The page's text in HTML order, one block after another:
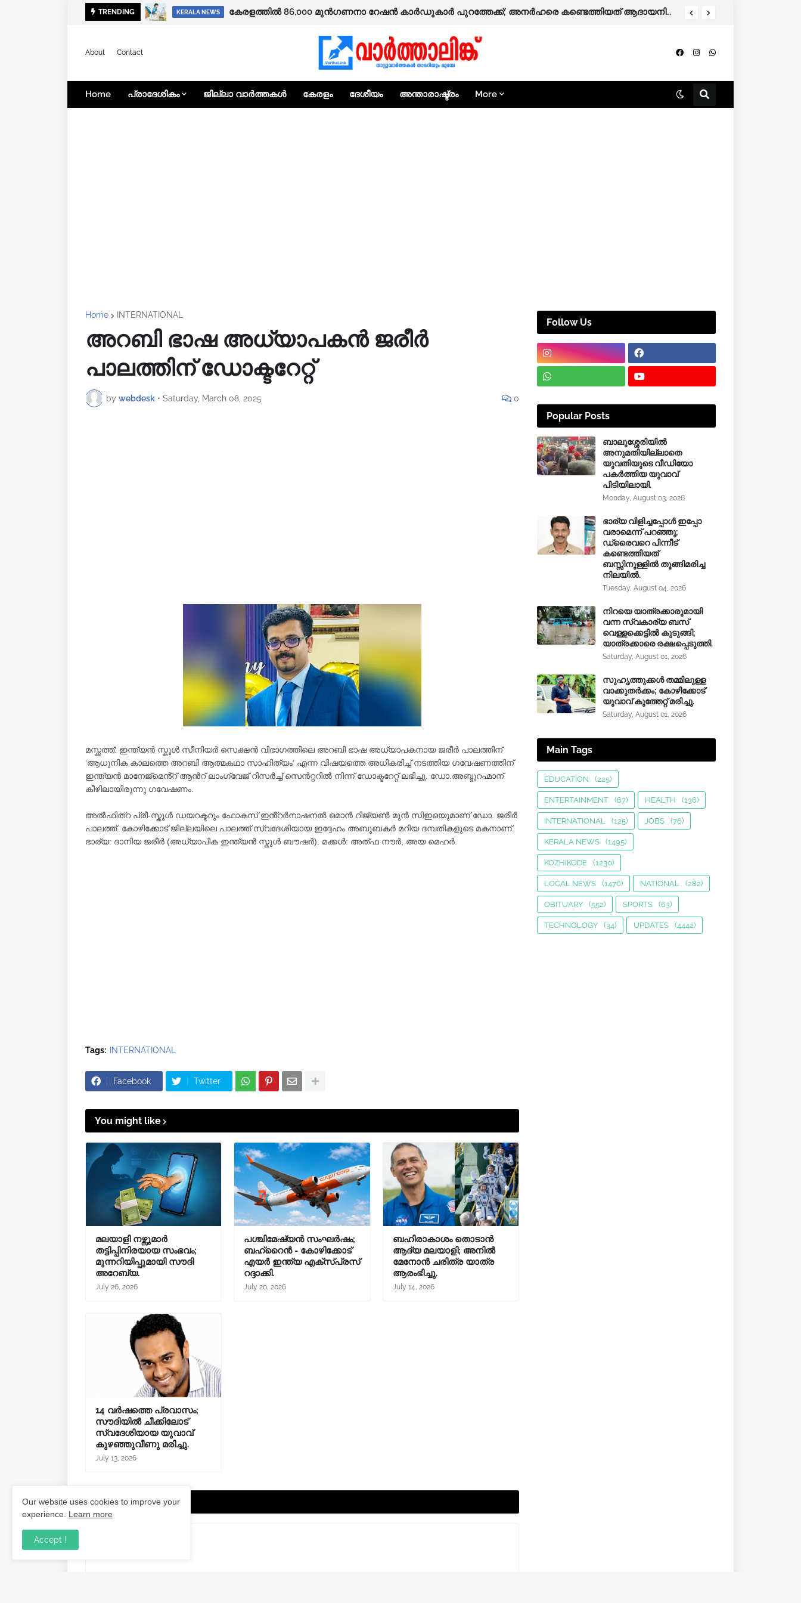
TRENDING KERALA NEWS
KERALA NEWS ഭിന്നശേഷിക്കാർക്ക് ‘ആശ്വാസം’ പദ്ധതിയിലൂടെ 25,000 രൂപ ധനസഹായത്തിന് അപേക്ഷിക്കാം.
About Contact
Home പ്രാദേശികം ജില്ലാ വാർത്തകൾ കേരളം ദേശീയം അന്താരാഷ്ട്രം More
Home INTERNATIONAL
അറബി ഭാഷ അധ്യാപകൻ ജരീർ
പാലത്തിന് ഡോക്ടറേറ്റ്
by webdesk • Saturday, March 08, 2025 0
മസ്ക്കത്ത്: ഇന്ത്യൻ സ്കൂൾ സീനിയർ സെക്ഷൻ വിഭാഗത്തിലെ അറബി ഭാഷ അധ്യാപകനായ ജരീർ പാലത്തിന്
‘ആധുനിക കാലത്തെ അറബി ആത്മകഥാ സാഹിത്യം’ എന്ന വിഷയത്തെ അധികരിച്ച് നടത്തിയ ഗവേഷണത്തിന്
ഇന്ത്യൻ മാനേജ്മെൻ്റ് ആൻറ് ലാംഗ്വേജ് റിസർച്ച് സെൻറ്ററിൽ നിന്ന് ഡോക്ടറേറ്റ് ലഭിച്ചു. ഡോ.അബ്ദുറഹ്മാന്
കീഴിലായിരുന്നു ഗവേഷണം.
അൽഫിത്റ പ്രീ-സ്കൂൾ ഡയറക്ടറും ഫോകസ് ഇൻ്റർനാഷനൽ ഒമാൻ റിജ്യൺ മുൻ സിഇഒയുമാണ് ഡോ. ജരീർ
പാലത്ത്. കോഴിക്കോട് ജില്ലയിലെ പാലത്ത് സ്വദേശിയായ ഇദ്ദേഹം അബൂബകർ മറിയ ദമ്പതികളുടെ മകനാണ്.
ഭാര്യ: ദാനിയ ജരീർ (അധ്യാപിക ഇന്ത്യൻ സ്കൂൾ ബൗഷർ). മക്കൾ: അത്ഫ നൗർ, അയ മെഹർ.
Tags: INTERNATIONAL
Facebook Twitter
You might like
മലയാളി നഴ്സുമാർ
തട്ടിപ്പിനിരയായ സംഭവം;
മുന്നറിയിപ്പുമായി സൗദി
അറേബ്യ.
July 26, 2026
പശ്ചിമേഷ്യൻ സംഘർഷം;
ബഹ്റൈൻ - കോഴിക്കോട്
എ‍യർ ഇന്ത്യ എക്സ്പ്രസ്
റദ്ദാക്കി.
July 20, 2026
ബഹിരാകാശം തൊടാൻ
ആദ്യ മലയാളി; അനിൽ
മേനോൻ ചരിത്ര യാത്ര
ആരംഭിച്ചു.
July 14, 2026
14 വർഷത്തെ പ്രവാസം;
സൗദിയിൽ ചീക്കിലോട്
സ്വദേശിയായ യുവാവ്
കുഴഞ്ഞുവീണു മരിച്ചു.
July 13, 2026
Post a Comment
Follow Us
Popular Posts
ബാലുശ്ശേരിയിൽ
അനുമതിയില്ലാതെ
യുവതിയുടെ വീഡിയോ
പകർത്തിയ യുവാവ്
പിടിയിലായി.
Monday, August 03, 2026
ഭാര്യ വിളിച്ചപ്പോള്‍ ഇപ്പോ
വരാമെന്ന് പറഞ്ഞു;
ഡ്രൈവറെ പിന്നീട്
കണ്ടെത്തിയത്
ബസ്സിനുള്ളില്‍ തൂങ്ങിമരിച്ച
നിലയിൽ.
Tuesday, August 04, 2026
നിറയെ യാത്രക്കാരുമായി
വന്ന സ്വകാര്യ ബസ്
വെള്ളക്കെട്ടിൽ കുടുങ്ങി;
യാത്രക്കാരെ രക്ഷപ്പെടുത്തി.
Saturday, August 01, 2026
സുഹൃത്തുക്കൾ തമ്മിലുള്ള
വാക്കുതർക്കം; കോഴിക്കോട്
യുവാവ് കുത്തേറ്റ് മരിച്ചു.
Saturday, August 01, 2026
Main Tags
EDUCATION (225)
ENTERTAINMENT (67) HEALTH (136)
INTERNATIONAL (125) JOBS (76)
KERALA NEWS (1495)
KOZHIKODE (1230)
LOCAL NEWS (1476) NATIONAL (282)
OBITUARY (552) SPORTS (63)
TECHNOLOGY (34) UPDATES (4442)
Our website uses cookies to improve your
experience. Learn more
Accept !